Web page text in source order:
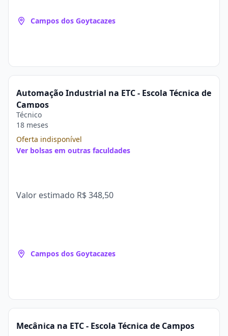
Campos dos Goytacazes
Automação Industrial na ETC - Escola Técnica de
Campos
Técnico
18 meses
Oferta indisponível
Ver bolsas em outras faculdades
Valor estimado R$ 348,50
Campos dos Goytacazes
Mecânica na ETC - Escola Técnica de Campos